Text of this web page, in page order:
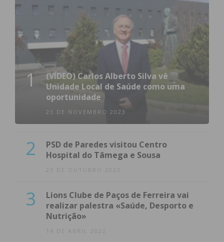
1
(VÍDEO) Carlos Alberto Silva vê
Unidade Local de Saúde como uma
oportunidade
23 DE NOVEMBRO 2023
2
PSD de Paredes visitou Centro
Hospital do Tâmega e Sousa
23 DE OUTUBRO 2023
3
Lions Clube de Paços de Ferreira vai
realizar palestra «Saúde, Desporto e
Nutrição»
14 DE ABRIL 2022